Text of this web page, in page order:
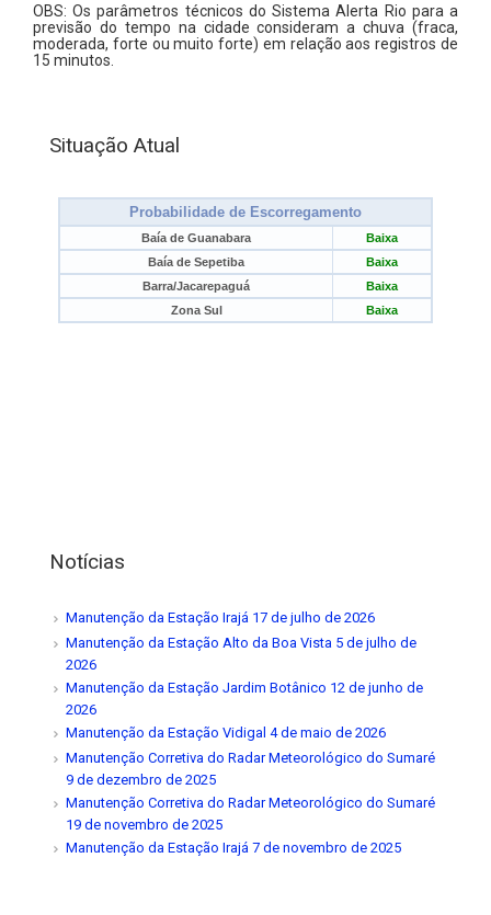
OBS: Os parâmetros técnicos do Sistema Alerta Rio para a
previsão do tempo na cidade consideram a chuva (fraca,
moderada, forte ou muito forte) em relação aos registros de
15 minutos.
Situação Atual
Notícias
Manutenção da Estação Irajá 17 de julho de 2026
Manutenção da Estação Alto da Boa Vista 5 de julho de
2026
Manutenção da Estação Jardim Botânico 12 de junho de
2026
Manutenção da Estação Vidigal 4 de maio de 2026
Manutenção Corretiva do Radar Meteorológico do Sumaré
9 de dezembro de 2025
Manutenção Corretiva do Radar Meteorológico do Sumaré
19 de novembro de 2025
Manutenção da Estação Irajá 7 de novembro de 2025